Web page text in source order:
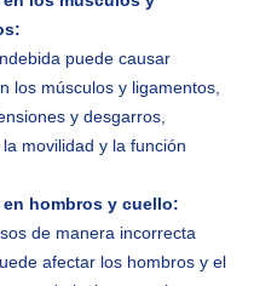
puede causar
los músculos y ligamentos,
y desgarros,
movilidad y la función
hombros y cuello:
de manera incorrecta
afectar los hombros y el